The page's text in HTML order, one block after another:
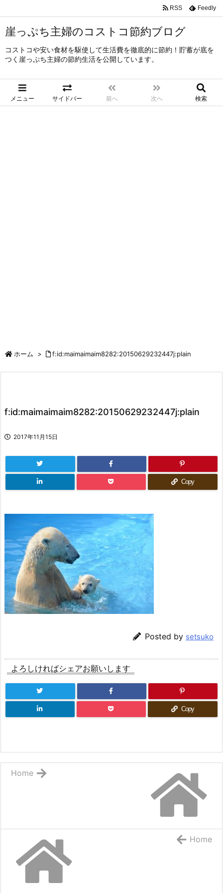
崖っぷち主婦のコストコ節約ブログ
コストコや安い食材を駆使して生活費を徹底的に節約！貯蓄が底を
つく崖っぷち主婦の節約生活を公開しています。
メニュー サイドバー 前へ 次へ 検索
RSS Feedly
ホーム > f:id:maimaimaim8282:20150629232447j:plain
f:id:maimaimaim8282:20150629232447j:plain
2017年11月15日
Copy
Posted by setsuko
よろしければシェアお願いします
Copy
Home
Home